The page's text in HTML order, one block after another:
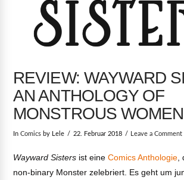
REVIEW: WAYWARD
AN ANTHOLOGY OF
MONSTROUS WOMEN
InComics by Lele 22. Februar 2018 Leave a Comment
Wayward Sisters ist eineComics Anthologie
non-binary Monster zelebriert. Es geht um